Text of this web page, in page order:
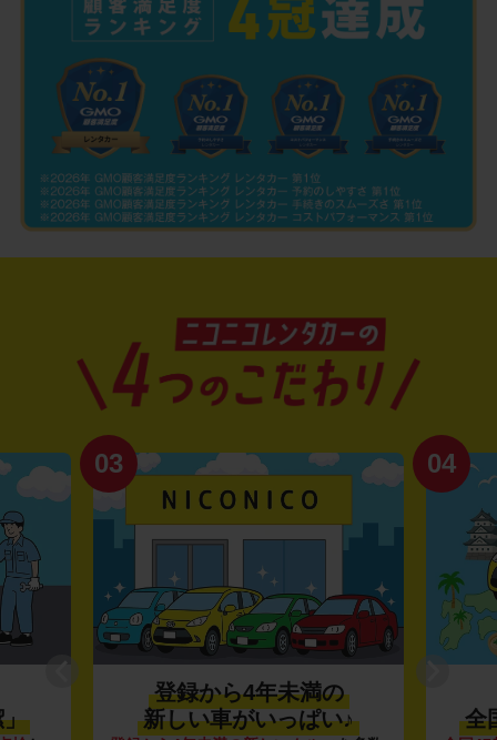
」
03
登録から4年未満の
新しい車がいっぱい♪
04
全